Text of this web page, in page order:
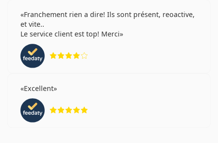
Franchement rien a dire! Ils sont présent, reoactive,
et vite..
Le service client est top! Merci
Excellent